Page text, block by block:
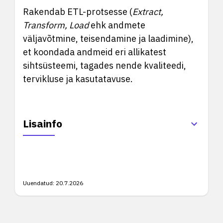
Rakendab ETL-protsesse (Extract,
Transform, Loadehk andmete
väljavõtmine, teisendamine ja laadimine),
et koondada andmeid eri allikatest
sihtsüsteemi, tagades nende kvaliteedi,
tervikluse ja kasutatavuse.
Lisainfo
Uuendatud: 20.7.2026